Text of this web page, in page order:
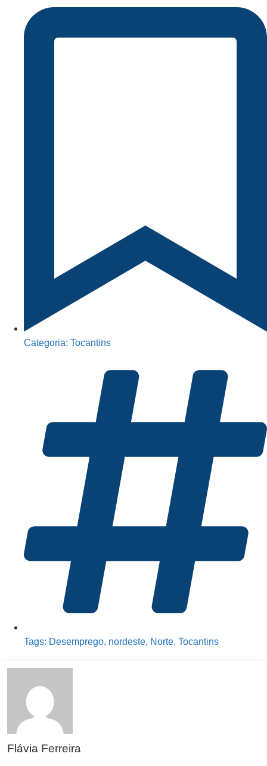
Categoria: Tocantins
Tags: Desemprego, nordeste, Norte, Tocantins
Flávia Ferreira